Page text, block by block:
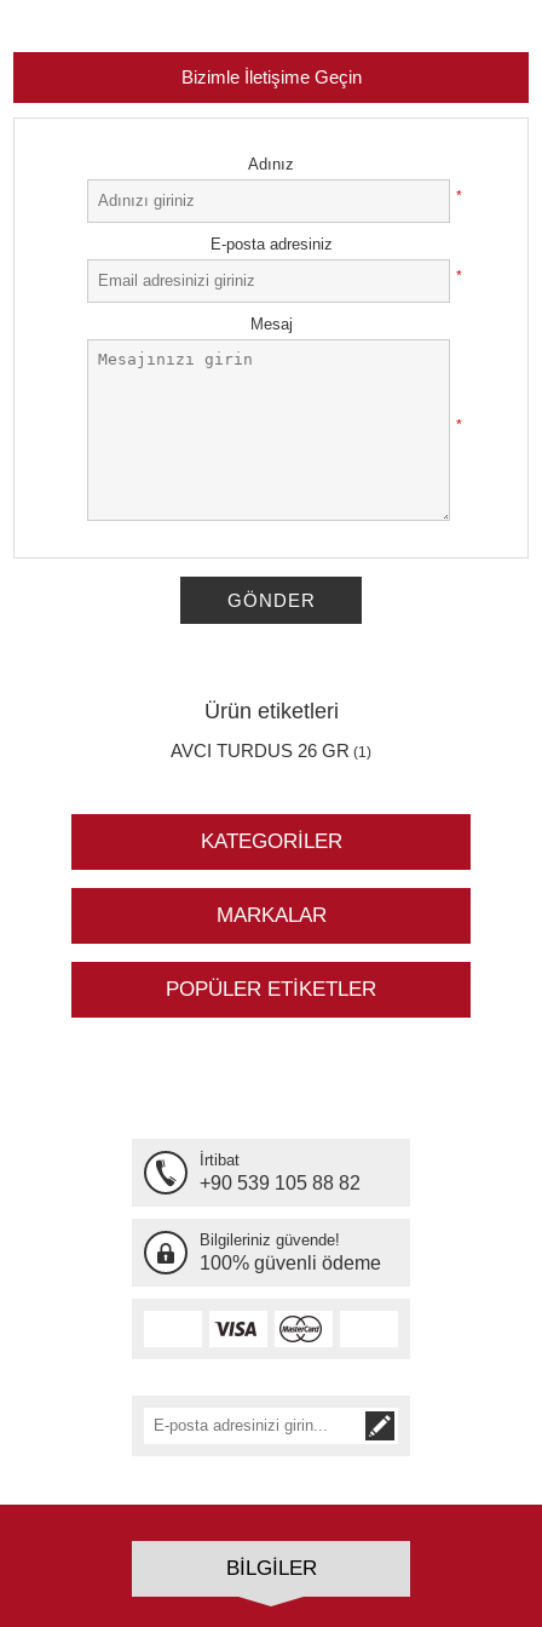
Bizimle İletişime Geçin
Adınız
*
E-posta adresiniz
*
Mesaj
*
GÖNDER
Ürün etiketleri
AVCI TURDUS 26 GR (1)
KATEGORILER
MARKALAR
POPÜLER ETIKETLER
İrtibat
+90 539 105 88 82
Bilgileriniz güvende!
100% güvenli ödeme
BILGILER